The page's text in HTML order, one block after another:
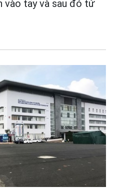
vào tay và sau đó tử